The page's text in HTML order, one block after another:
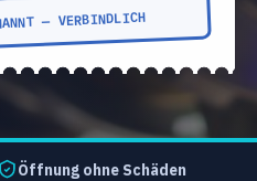
— VERBINDLICH
Öffnung ohne Schäden